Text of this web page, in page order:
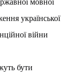
української
війни
бути